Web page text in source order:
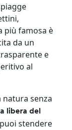
più famosa è
da un
e
al
natura senza
libera del
stendere